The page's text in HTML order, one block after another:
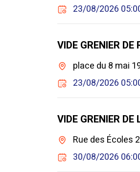
23/08/2026
VIDE GRENIER DE
place du 8 mai
23/08/2026
VIDE GRENIER
Rue des Écoles
30/08/2026